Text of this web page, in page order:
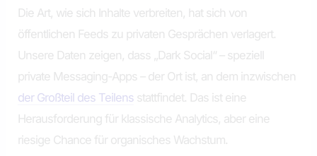
Die Art, wie sich Inhalte verbreiten, hat sich von
öffentlichen Feeds zu privaten Gesprächen verlagert.
Unsere Daten zeigen, dass „Dark Social“ – speziell
private Messaging-Apps – der Ort ist, an dem inzwischen
der Großteil des Teilens stattfindet. Das ist eine
Herausforderung für klassische Analytics, aber eine
riesige Chance für organisches Wachstum.